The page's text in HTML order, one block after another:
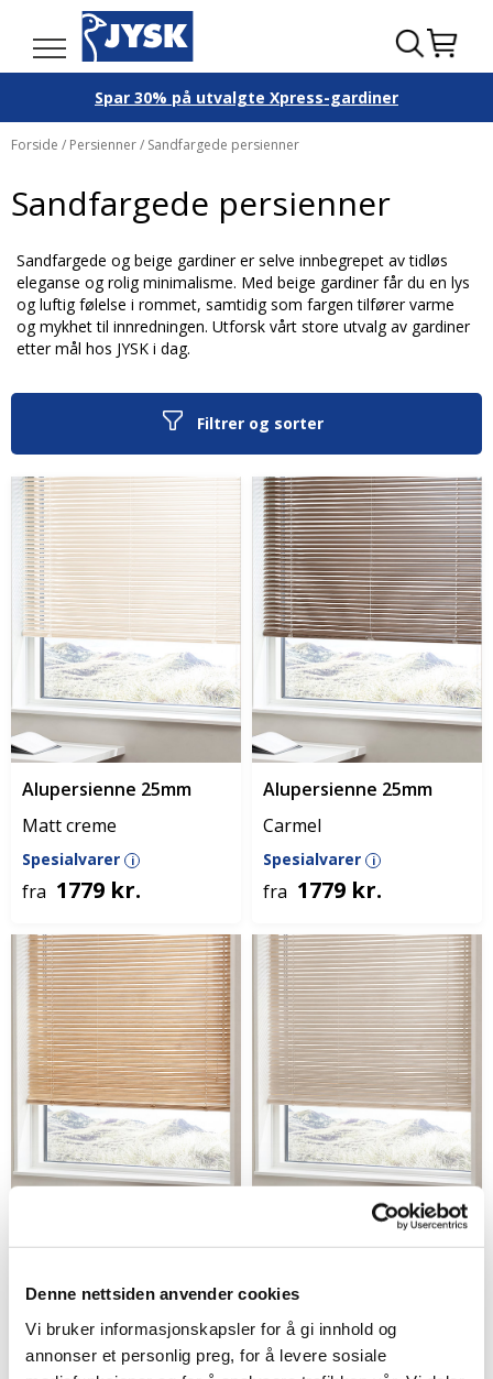
Denne nettsiden anvender cookies
Vi bruker informasjonskapsler for å gi innhold og
annonser et personlig preg, for å levere sosiale
Spar 30% på utvalgte Xpress-gardiner
Forside / Persienner/ Sandfargede persienner
Sandfargede persienner
Sandfargede og beige gardiner er selve innbegrepet av tidløs
eleganse og rolig minimalisme. Med beige gardiner får du en lys
og luftig følelse i rommet, samtidig som fargen tilfører varme
og mykhet til innredningen. Utforsk vårt store utvalg av gardiner
etter mål hos JYSK i dag.
Filtrer og sorter
Alupersienne 25mm
Matt creme
Spesialvarer i
fra 1779 kr.
Alupersienne 25mm
Carmel
Spesialvarer i
fra 1779 kr.
Trepersienne 25mm
Natur bambus
fra 1927 kr.
Trepersienne 25mm
Sand Bambus
Spesialvarer
fra 1927 kr.